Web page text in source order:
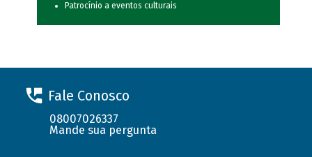
Patrocínio a eventos culturais
Fale Conosco
08007026337
Mande sua pergunta